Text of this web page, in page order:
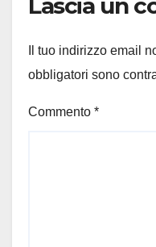
Lascia un
Il tuo indirizzo email
obbligatori sono
Commento *